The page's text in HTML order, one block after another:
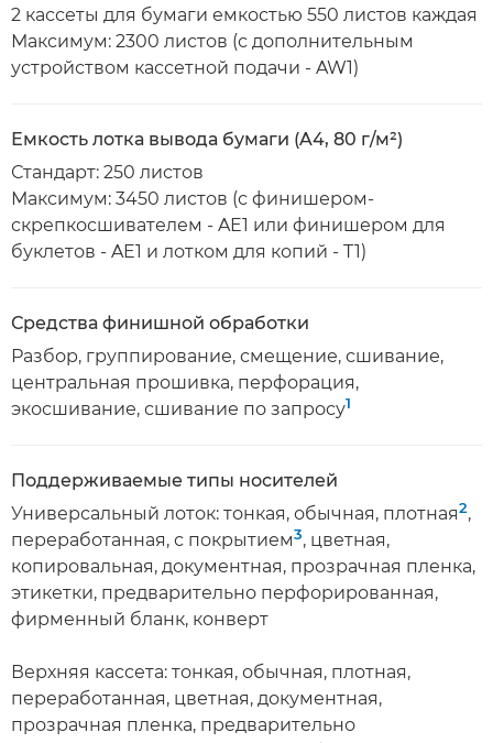
2 кассеты для бумаги емкостью 550 листов каждая
Максимум: 2300 листов (с дополнительным
устройством кассетной подачи - AW1)
Емкость лотка вывода бумаги (A4, 80 г/м²)
Стандарт: 250 листов
Максимум: 3450 листов (с финишером-
скрепкосшивателем - AE1 или финишером для
буклетов - AE1 и лотком для копий - T1)
Средства финишной обработки
Разбор, группирование, смещение, сшивание,
центральная прошивка, перфорация,
экосшивание, сшивание по запросу1
Поддерживаемые типы носителей
Универсальный лоток: тонкая, обычная, плотная2,
переработанная, с покрытием3, цветная,
копировальная, документная, прозрачная пленка,
этикетки, предварительно перфорированная,
фирменный бланк, конверт
Верхняя кассета: тонкая, обычная, плотная,
переработанная, цветная, документная,
прозрачная пленка, предварительно